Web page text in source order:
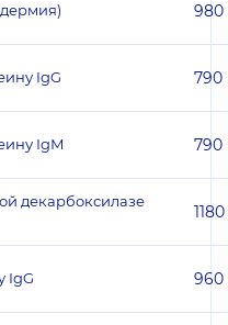
980
IgG 790
IgМ 790
декарбоксилазе
1180
IgG 960